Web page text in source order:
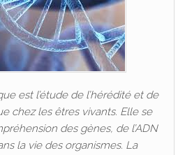
est l’étude de l’hérédité et de
chez les êtres vivants. Elle se
des gènes, de l’ADN
la vie des organismes. La